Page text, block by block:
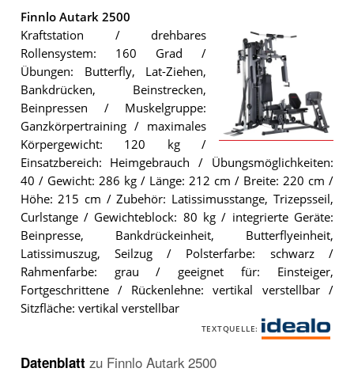
Finnlo Autark 2500
Finnlo
Autark
Kraftstation / drehbares
Rollensystem: 160 Grad /
Übungen: Butterfly, Lat-Ziehen,
Bankdrücken, Beinstrecken,
Beinpressen / Muskelgruppe:
Ganzkörpertraining / maximales
Körpergewicht: 120 kg /
Einsatzbereich: Heimgebrauch / Übungsmöglichkeiten:
40 / Gewicht: 286 kg / Länge: 212 cm / Breite: 220 cm /
Höhe: 215 cm / Zubehör: Latissimusstange, Trizepsseil,
Curlstange / Gewichteblock: 80 kg / integrierte Geräte:
Beinpresse, Bankdrückeinheit, Butterflyeinheit,
Latissimuszug, Seilzug / Polsterfarbe: schwarz /
Rahmenfarbe: grau / geeignet für: Einsteiger,
Fortgeschrittene / Rückenlehne: vertikal verstellbar /
Sitzfläche: vertikal verstellbar
TEXTQUELLE:
i
Datenblatt zu Finnlo Autark 2500